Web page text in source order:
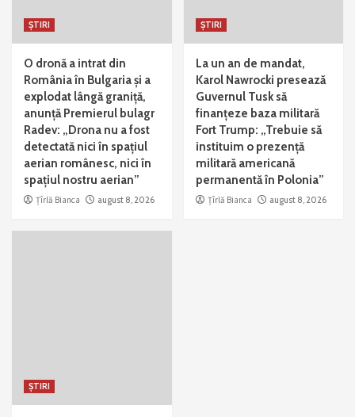
ȘTIRI
O dronă a intrat din
România în Bulgaria și a
explodat lângă graniță,
anunță Premierul bulagr
Radev: „Drona nu a fost
detectată nici în spațiul
aerian românesc, nici în
spațiul nostru aerian”
Țîrlă Bianca august 8, 2026
ȘTIRI
La un an de mandat,
Karol Nawrocki presează
Guvernul Tusk să
finanțeze baza militară
Fort Trump: „Trebuie să
instituim o prezență
militară americană
permanentă în Polonia”
Țîrlă Bianca august 8, 2026
ȘTIRI